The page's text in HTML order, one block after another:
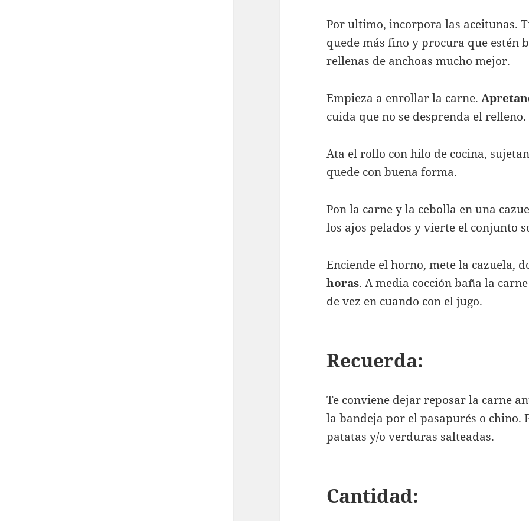
Por ultimo, incorpora las aceitunas.
quede más fino y procura que estén
rellenas de anchoas mucho mejor.
Empieza a enrollar la carne.
cuida que no se desprenda el relleno.
Ata el rollo con hilo de cocina,
quede con buena forma.
Pon la carne y la cebolla en una
los ajos pelados y vierte el conjunto
Enciende el horno, mete la cazuela,
horas. A media cocción baña la
de vez en cuando con el jugo.
Recuerda:
Te conviene dejar reposar la carne
la bandeja por el pasapurés o chino.
patatas y/o verduras salteadas.
Cantidad: